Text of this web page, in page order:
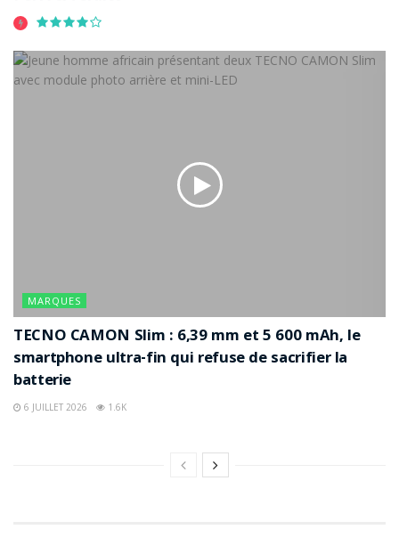
MARQUES
TECNO CAMON Slim : 6,39 mm et 5 600 mAh, le
smartphone ultra-fin qui refuse de sacrifier la
batterie
6 JUILLET 2026 1.6K